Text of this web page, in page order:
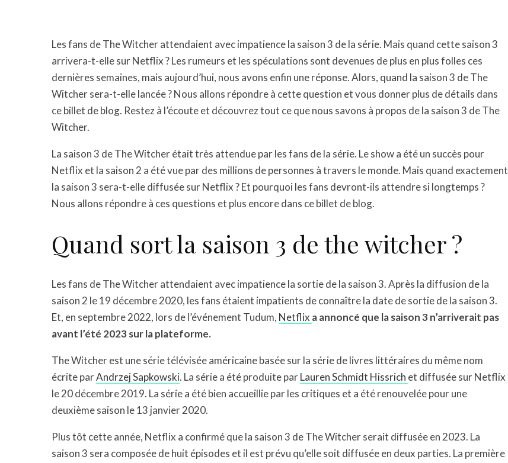
Les fans de The Witcher attendaient avec impatience la saison 3 de la série. Mais quand cette saison 3
arrivera-t-elle sur Netflix ? Les rumeurs et les spéculations sont devenues de plus en plus folles ces
dernières semaines, mais aujourd’hui, nous avons enfin une réponse. Alors, quand la saison 3 de The
Witcher sera-t-elle lancée ? Nous allons répondre à cette question et vous donner plus de détails dans
ce billet de blog. Restez à l’écoute et découvrez tout ce que nous savons à propos de la saison 3 de The
Witcher.
La saison 3 de The Witcher était très attendue par les fans de la série. Le show a été un succès pour
Netflix et la saison 2 a été vue par des millions de personnes à travers le monde. Mais quand exactement
la saison 3 sera-t-elle diffusée sur Netflix ? Et pourquoi les fans devront-ils attendre si longtemps ?
Nous allons répondre à ces questions et plus encore dans ce billet de blog.
Quand sort la saison 3 de the witcher ?
Les fans de The Witcher attendaient avec impatience la sortie de la saison 3. Après la diffusion de la
saison 2 le 19 décembre 2020, les fans étaient impatients de connaître la date de sortie de la saison 3.
Et, en septembre 2022, lors de l’événement Tudum, Netflix a annoncé que la saison 3 n’arriverait pas
avant l’été 2023 sur la plateforme.
The Witcher est une série télévisée américaine basée sur la série de livres littéraires du même nom
écrite parAndrzej Sapkowski. La série a été produite parLauren Schmidt Hissrich et diffusée sur Netflix
le 20 décembre 2019. La série a été bien accueillie par les critiques et a été renouvelée pour une
deuxième saison le 13 janvier 2020.
Plus tôt cette année, Netflix a confirmé que la saison 3 de The Witcher serait diffusée en 2023. La
saison 3 sera composée de huit épisodes et il est prévu qu’elle soit diffusée en deux parties. La première